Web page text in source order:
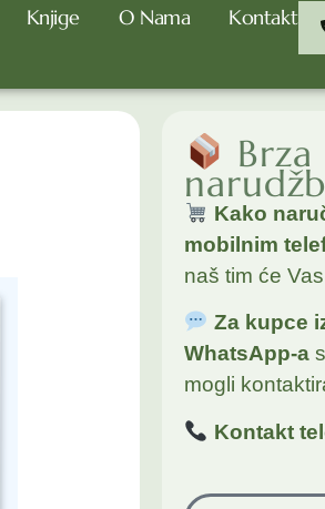
Knjige O Nama Kontakt
Kako
mobilnim
naš tim će
Za kupce
WhatsApp-a
mogli
Kontakt